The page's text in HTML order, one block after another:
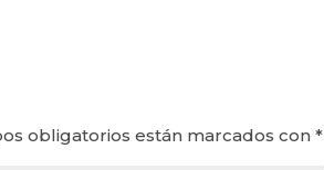
obligatorios están marcados con*